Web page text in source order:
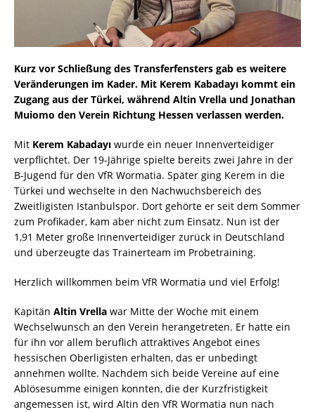
Kurz vor Schließung des Transferfensters gab es weitere
Veränderungen im Kader. Mit Kerem Kabadayı kommt ein
Zugang aus der Türkei, während Altin Vrella und Jonathan
Muiomo den Verein Richtung Hessen verlassen werden.
Mit Kerem Kabadayı wurde ein neuer Innenverteidiger
verpflichtet. Der 19-Jährige spielte bereits zwei Jahre in der
B-Jugend für den VfR Wormatia. Später ging Kerem in die
Türkei und wechselte in den Nachwuchsbereich des
Zweitligisten Istanbulspor. Dort gehörte er seit dem Sommer
zum Profikader, kam aber nicht zum Einsatz. Nun ist der
1,91 Meter große Innenverteidiger zurück in Deutschland
und überzeugte das Trainerteam im Probetraining.
Herzlich willkommen beim VfR Wormatia und viel Erfolg!
Kapitän Altin Vrella war Mitte der Woche mit einem
Wechselwunsch an den Verein herangetreten. Er hatte ein
für ihn vor allem beruflich attraktives Angebot eines
hessischen Oberligisten erhalten, das er unbedingt
annehmen wollte. Nachdem sich beide Vereine auf eine
Ablösesumme einigen konnten, die der Kurzfristigkeit
angemessen ist, wird Altin den VfR Wormatia nun nach